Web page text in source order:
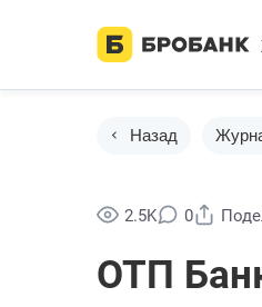
Назад
2.5K 0
ОТП